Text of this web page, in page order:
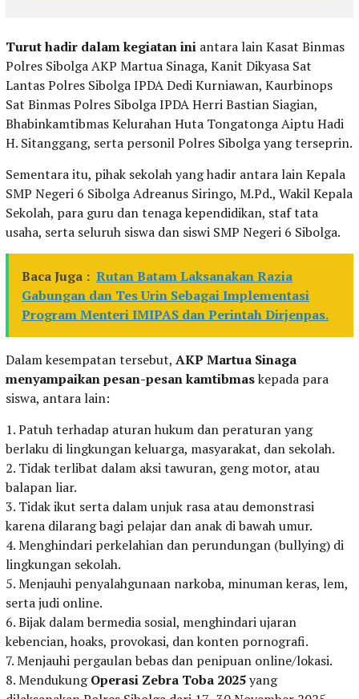
Turut hadir dalam kegiatan ini antara lain Kasat Binmas
Polres Sibolga AKP Martua Sinaga, Kanit Dikyasa Sat
Lantas Polres Sibolga IPDA Dedi Kurniawan, Kaurbinops
Sat Binmas Polres Sibolga IPDA Herri Bastian Siagian,
Bhabinkamtibmas Kelurahan Huta Tongatonga Aiptu Hadi
H. Sitanggang, serta personil Polres Sibolga yang terseprin.
Sementara itu, pihak sekolah yang hadir antara lain Kepala
SMP Negeri 6 Sibolga Adreanus Siringo, M.Pd., Wakil Kepala
Sekolah, para guru dan tenaga kependidikan, staf tata
usaha, serta seluruh siswa dan siswi SMP Negeri 6 Sibolga.
Baca Juga : Rutan Batam Laksanakan Razia
Gabungan dan Tes Urin Sebagai Implementasi
Program Menteri IMIPAS dan Perintah Dirjenpas.
Dalam kesempatan tersebut, AKP Martua Sinaga
menyampaikan pesan-pesan kamtibmaskepada para
siswa, antara lain:
1. Patuh terhadap aturan hukum dan peraturan yang
berlaku di lingkungan keluarga, masyarakat, dan sekolah.
2. Tidak terlibat dalam aksi tawuran, geng motor, atau
balapan liar.
3. Tidak ikut serta dalam unjuk rasa atau demonstrasi
karena dilarang bagi pelajar dan anak di bawah umur.
4. Menghindari perkelahian dan perundungan (bullying) di
lingkungan sekolah.
5. Menjauhi penyalahgunaan narkoba, minuman keras, lem,
serta judi online.
6. Bijak dalam bermedia sosial, menghindari ujaran
kebencian, hoaks, provokasi, dan konten pornografi.
7. Menjauhi pergaulan bebas dan penipuan online/lokasi.
8. MendukungOperasi Zebra Toba 2025yang